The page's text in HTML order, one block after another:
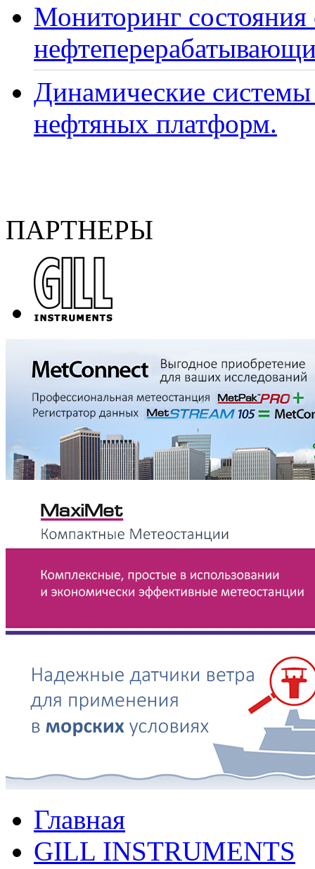
Мониторинг
Динамические
нефтяных платформ.
ПАРТНЕРЫ
Главная
GILL INSTRUMENTS